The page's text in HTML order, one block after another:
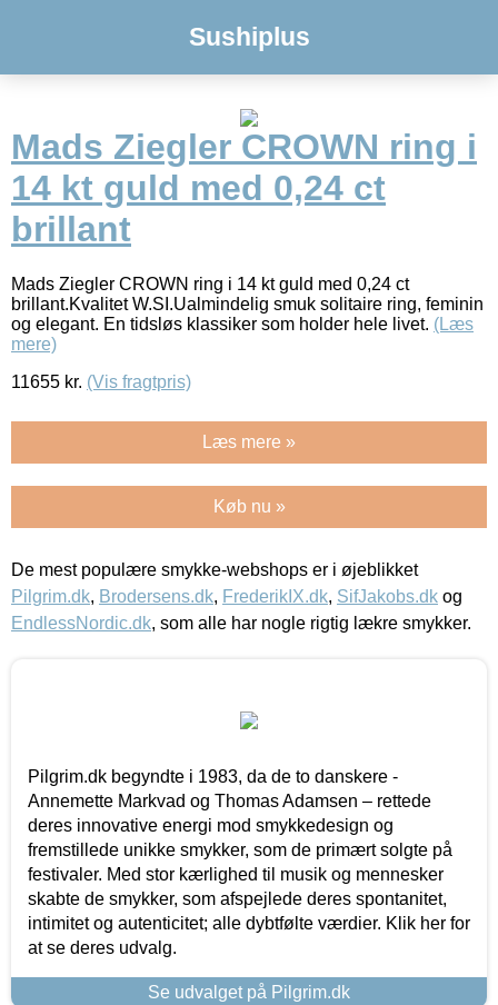
Sushiplus
Mads Ziegler CROWN ring i
14 kt guld med 0,24 ct
brillant
Mads Ziegler CROWN ring i 14 kt guld med 0,24 ct
brillant.Kvalitet W.SI.Ualmindelig smuk solitaire ring, feminin
og elegant. En tidsløs klassiker som holder hele livet. (Læs
mere)
11655 kr. (Vis fragtpris)
Læs mere »
Køb nu »
De mest populære smykke-webshops er i øjeblikket
Pilgrim.dk, Brodersens.dk, FrederikIX.dk, SifJakobs.dk og
EndlessNordic.dk, som alle har nogle rigtig lækre smykker.
Pilgrim.dk begyndte i 1983, da de to danskere -
Annemette Markvad og Thomas Adamsen – rettede
deres innovative energi mod smykkedesign og
fremstillede unikke smykker, som de primært solgte på
festivaler. Med stor kærlighed til musik og mennesker
skabte de smykker, som afspejlede deres spontanitet,
intimitet og autenticitet; alle dybtfølte værdier. Klik her for
at se deres udvalg.
Se udvalget på Pilgrim.dk